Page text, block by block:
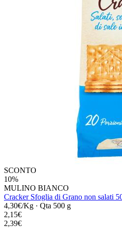
SCONTO
10%
MULINO BIANCO
Cracker Sfoglia di Grano non salati
4,30€/Kg · Qta 500 g
2,15€
2,39€